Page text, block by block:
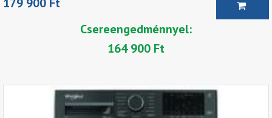
Csereengedménnyel:
164 900 Ft